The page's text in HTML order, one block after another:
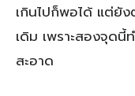
เกินไปก็พอได้ แต่ยัง
เดิม เพราะสองจุดนี้
สะอาด